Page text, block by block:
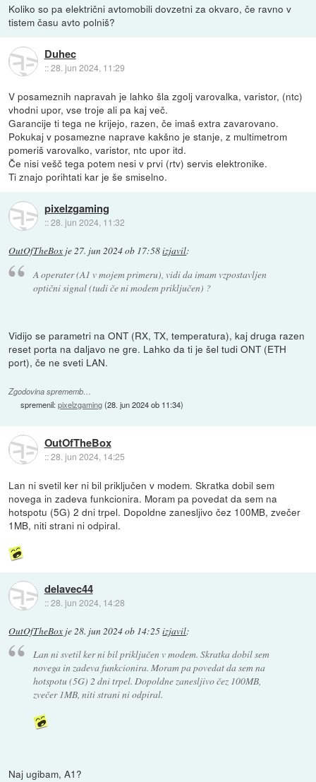
Koliko so pa električni avtomobili dovzetni za okvaro, če ravno v
tistem času avto polniš?
Duhec
::28. jun 2024, 11:29
V posameznih napravah je lahko šla zgolj varovalka, varistor, (ntc)
vhodni upor, vse troje ali pa kaj več.
Garancije ti tega ne krijejo, razen, če imaš extra zavarovano.
Pokukaj v posamezne naprave kakšno je stanje, z multimetrom
pomeriš varovalko, varistor, ntc upor itd.
Če nisi vešč tega potem nesi v prvi (rtv) servis elektronike.
Ti znajo porihtati kar je še smiselno.
pixelzgaming
::28. jun 2024, 11:32
OutOfTheBox je27. jun 2024 ob 17:58izjavil:
A operater (A1 v mojem primeru), vidi da imam vzpostavljen
optični signal (tudi če ni modem priključen) ?
Vidijo se parametri na ONT (RX, TX, temperatura), kaj druga razen
reset porta na daljavo ne gre. Lahko da ti je šel tudi ONT (ETH
port), če ne sveti LAN.
Zgodovina sprememb…
spremenil:pixelzgaming(28. jun 2024 ob 11:34)
OutOfTheBox
::28. jun 2024, 14:25
Lan ni svetil ker ni bil priključen v modem. Skratka dobil sem
novega in zadeva funkcionira. Moram pa povedat da sem na
hotspotu (5G) 2 dni trpel. Dopoldne zanesljivo čez 100MB, zvečer
1MB, niti strani ni odpiral.
delavec44
::28. jun 2024, 14:28
OutOfTheBox je28. jun 2024 ob 14:25izjavil:
Lan ni svetil ker ni bil priključen v modem. Skratka dobil sem
novega in zadeva funkcionira. Moram pa povedat da sem na
hotspotu (5G) 2 dni trpel. Dopoldne zanesljivo čez 100MB,
zvečer 1MB, niti strani ni odpiral.
Naj ugibam, A1?